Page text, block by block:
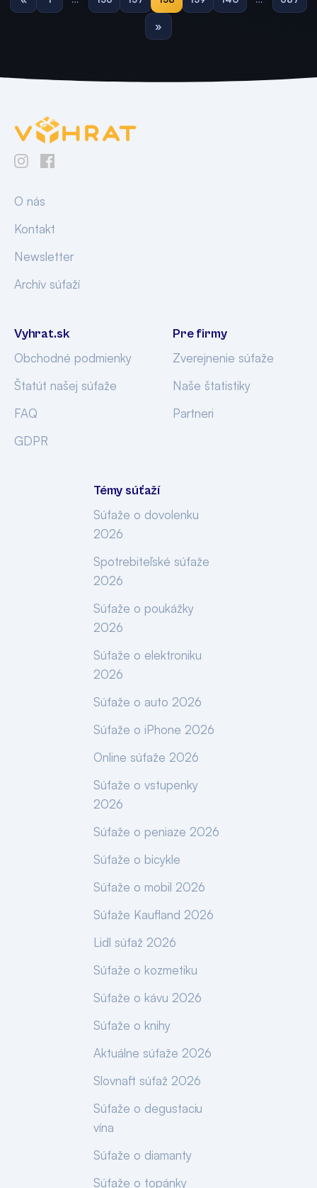
»
O nás
Kontakt
Newsletter
Archív súťaží
Vyhrat.sk
Obchodné podmienky
Štatút našej súťaže
FAQ
GDPR
Pre firmy
Zverejnenie súťaže
Naše štatistiky
Partneri
Témy súťaží
Súťaže o dovolenku
2026
Spotrebiteľské súťaže
2026
Súťaže o poukážky
2026
Súťaže o elektroniku
2026
Súťaže o auto 2026
Súťaže o iPhone 2026
Online súťaže 2026
Súťaže o vstupenky
2026
Súťaže o peniaze 2026
Súťaže o bicykle
Súťaže o mobil 2026
Súťaže Kaufland 2026
Lidl súťaž 2026
Súťaže o kozmetiku
Súťaže o kávu 2026
Súťaže o knihy
Aktuálne súťaže 2026
Slovnaft súťaž 2026
Súťaže o degustaciu
vína
Súťaže o diamanty
Súťaže o topánky